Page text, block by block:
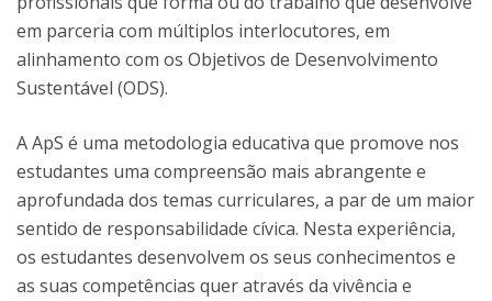
em parceria com múltiplos interlocutores, em
alinhamento com os Objetivos de Desenvolvimento
Sustentável (ODS).
A ApS é uma metodologia educativa que promove nos
estudantes uma compreensão mais abrangente e
aprofundada dos temas curriculares, a par de um maior
sentido de responsabilidade cívica. Nesta experiência,
os estudantes desenvolvem os seus conhecimentos e
as suas competências quer através da vivência e